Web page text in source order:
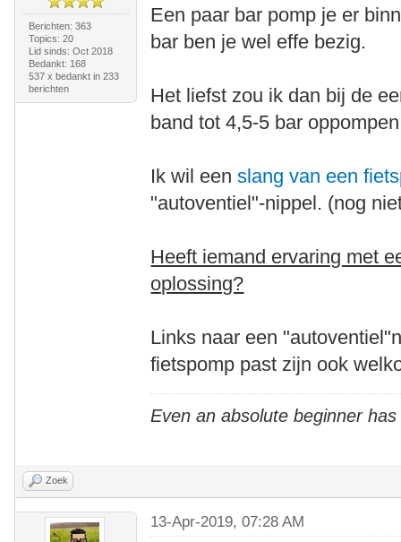
Berichten: 363
Topics: 20
Lid sinds: Oct 2018
Bedankt: 168
537 x bedankt in 233
berichten
Een paar bar pomp je er
bar ben je wel effe bezig.
Het liefst zou ik dan bij de
band tot 4,5-5 bar
Ik wil eenslang van een
"autoventiel"-nippel. (nog
Heeft iemand ervaring met
oplossing?
Links naar een
fietspomp past zijn ook
Even an absolute beginner
Zoek
13-Apr-2019, 07:28 AM